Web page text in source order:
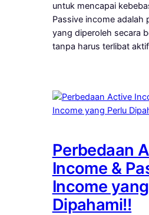
untuk mencapai
Passive income adalah
yang diperoleh secara
tanpa harus terlibat
Perbedaan
Income &
Income
Dipahami!!